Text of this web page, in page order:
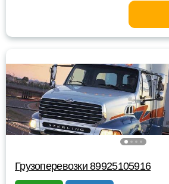
Грузоперевозки 89925105916